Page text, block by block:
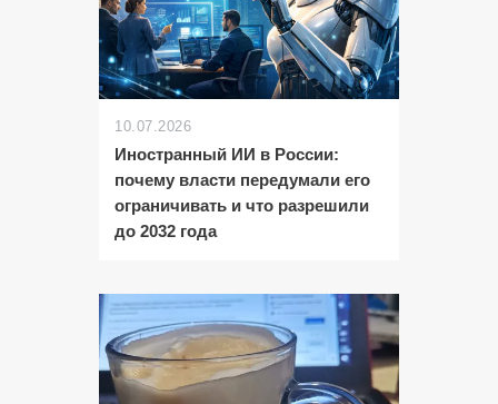
10.07.2026
Иностранный ИИ в России:
почему власти передумали его
ограничивать и что разрешили
до 2032 года